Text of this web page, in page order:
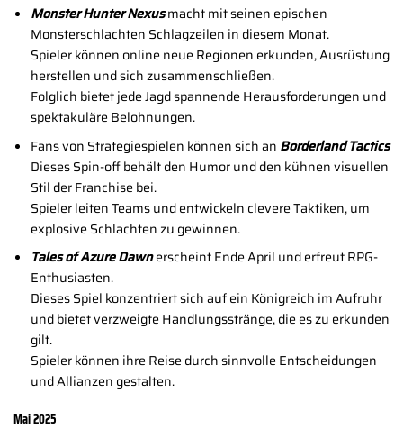
Monster Hunter Nexusmacht mit seinen epischen
Monsterschlachten Schlagzeilen in diesem Monat.
Spieler können online neue Regionen erkunden, Ausrüstung
herstellen und sich zusammenschließen.
Folglich bietet jede Jagd spannende Herausforderungen und
spektakuläre Belohnungen.
Fans von Strategiespielen können sich an Borderland Tactics
Dieses Spin-off behält den Humor und den kühnen visuellen
Stil der Franchise bei.
Spieler leiten Teams und entwickeln clevere Taktiken, um
explosive Schlachten zu gewinnen.
Tales of Azure Dawnerscheint Ende April und erfreut RPG-
Enthusiasten.
Dieses Spiel konzentriert sich auf ein Königreich im Aufruhr
und bietet verzweigte Handlungsstränge, die es zu erkunden
gilt.
Spieler können ihre Reise durch sinnvolle Entscheidungen
und Allianzen gestalten.
Mai 2025